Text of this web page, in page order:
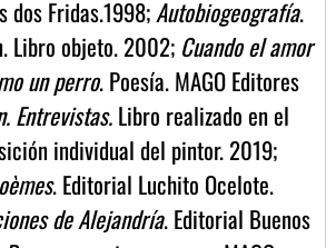
dos Fridas.1998;Autobiogeografía.
Libro objeto. 2002; Cuando el amor
un perro. Poesía. MAGO Editores
Entrevistas.Libro realizado en el
individual del pintor. 2019;
. Editorial Luchito Ocelote.
de Alejandría. Editorial Buenos